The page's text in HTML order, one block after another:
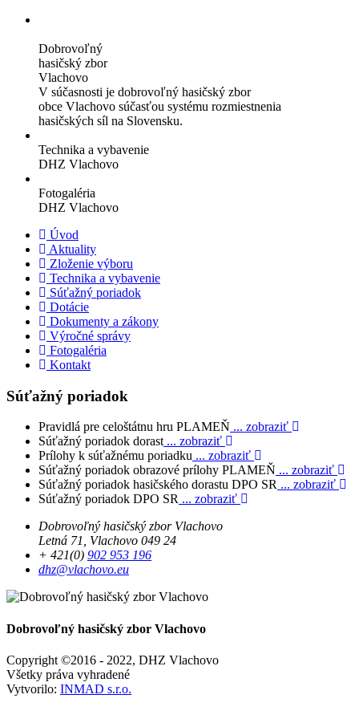
Dobrovoľný
hasičský zbor
Vlachovo
V súčasnosti je dobrovoľný hasičský zbor
obce Vlachovo súčasťou systému rozmiestnenia
hasičských síl na Slovensku.
Technika a vybavenie
DHZ Vlachovo
Fotogaléria
DHZ Vlachovo
Úvod
Aktuality
Zloženie výboru
Technika a vybavenie
Súťažný poriadok
Dotácie
Dokumenty a zákony
Výročné správy
Fotogaléria
Kontakt
Súťažný poriadok
Pravidlá pre celoštátnu hru PLAMEŇ ... zobraziť
Súťažný poriadok dorast... zobraziť
Prílohy k súťažnému poriadku ... zobraziť
Súťažný poriadok obrazové prílohy PLAMEŇ ... zobraziť
Súťažný poriadok hasičského dorastu DPO SR ... zobraziť
Súťažný poriadok DPO SR ... zobraziť
Dobrovoľný hasičský zbor Vlachovo
Letná 71, Vlachovo 049 24
+ 421(0) 902 953 196
dhz@vlachovo.eu
Dobrovoľný hasičský zbor Vlachovo
Copyright ©2016 - 2022, DHZ Vlachovo
Všetky práva vyhradené
Vytvorilo: INMAD s.r.o.